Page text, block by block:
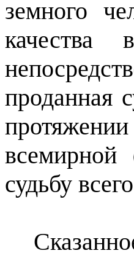
земного
проданная
всемирной
судьбу